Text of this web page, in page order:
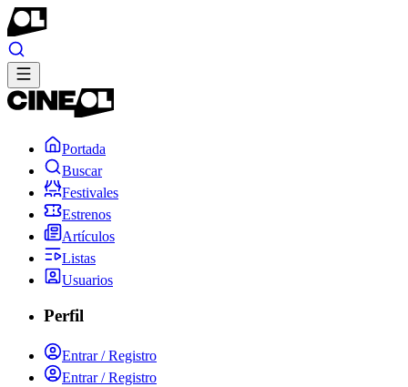
Portada
Buscar
Festivales
Estrenos
Artículos
Listas
Usuarios
Perfil
Entrar / Registro
Entrar / Registro